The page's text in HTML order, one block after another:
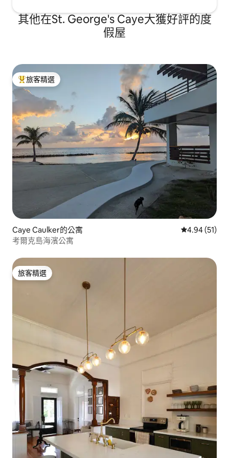
其他在St. George's Caye大獲好評的度
假屋
旅客精選榜首
旅客精選
Caye Caulker的公寓 從 51 則評價
4.94 (51)
考爾克島海濱公寓
旅客精選
旅客精選